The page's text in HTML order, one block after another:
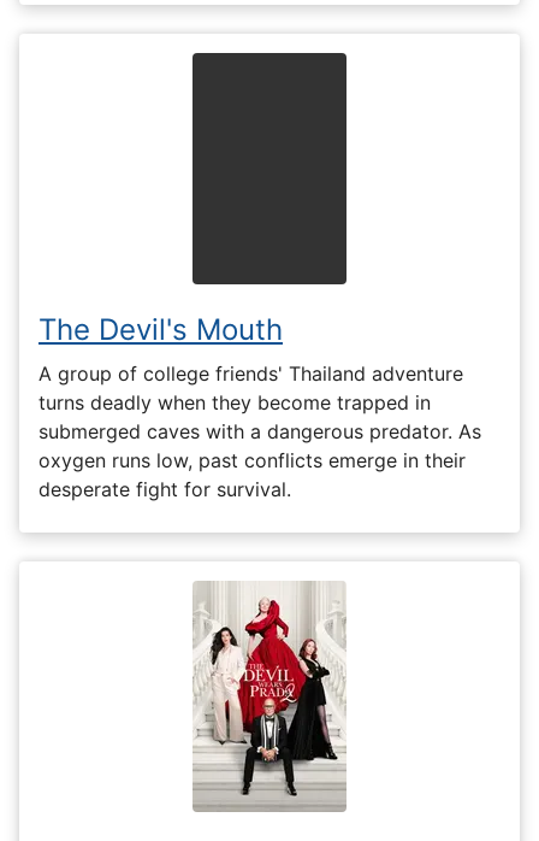
The Devil's Mouth
A group of college friends' Thailand adventure
turns deadly when they become trapped in
submerged caves with a dangerous predator. As
oxygen runs low, past conflicts emerge in their
desperate fight for survival.